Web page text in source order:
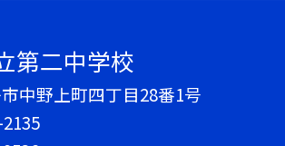
第二中学校
中野上町四丁目28番1号